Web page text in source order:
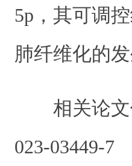
5p，其可调
肺纤维化的发
相关论文
023-03449-7